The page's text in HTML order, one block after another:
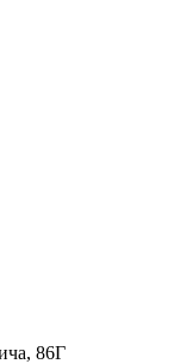
86Г